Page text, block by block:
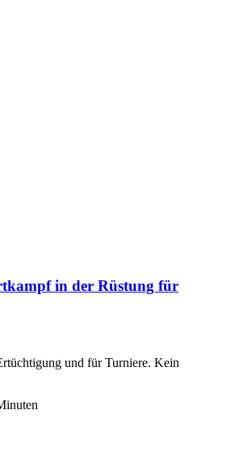
in der Rüstung für
und für Turniere. Kein